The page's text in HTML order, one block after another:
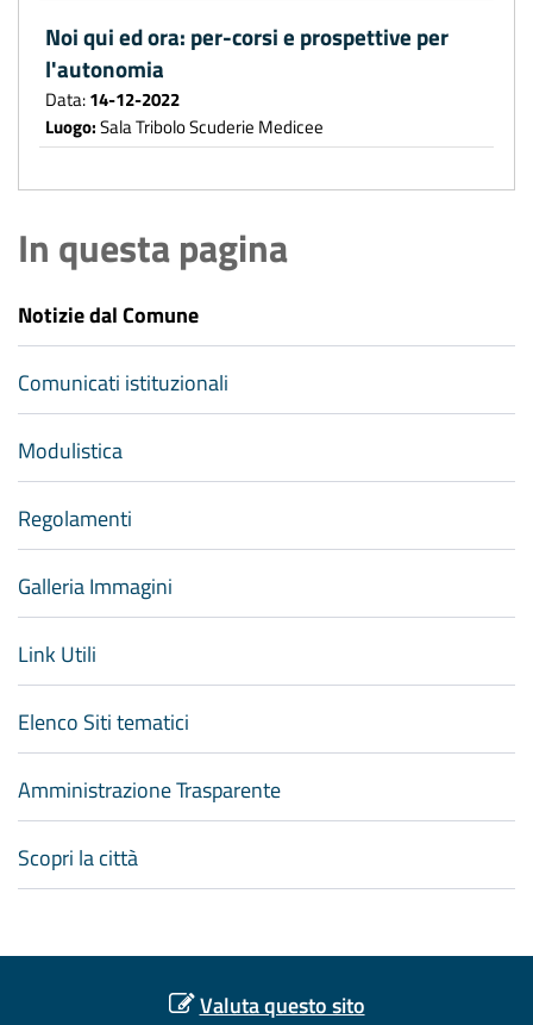
Noi qui ed ora: per-corsi e prospettive per
l'autonomia
Data:14-12-2022
Luogo:Sala Tribolo Scuderie Medicee
In questa pagina
Notizie dal Comune
Comunicati istituzionali
Modulistica
Regolamenti
Galleria Immagini
Link Utili
Elenco Siti tematici
Amministrazione Trasparente
Scopri la città
Valuta questo sito